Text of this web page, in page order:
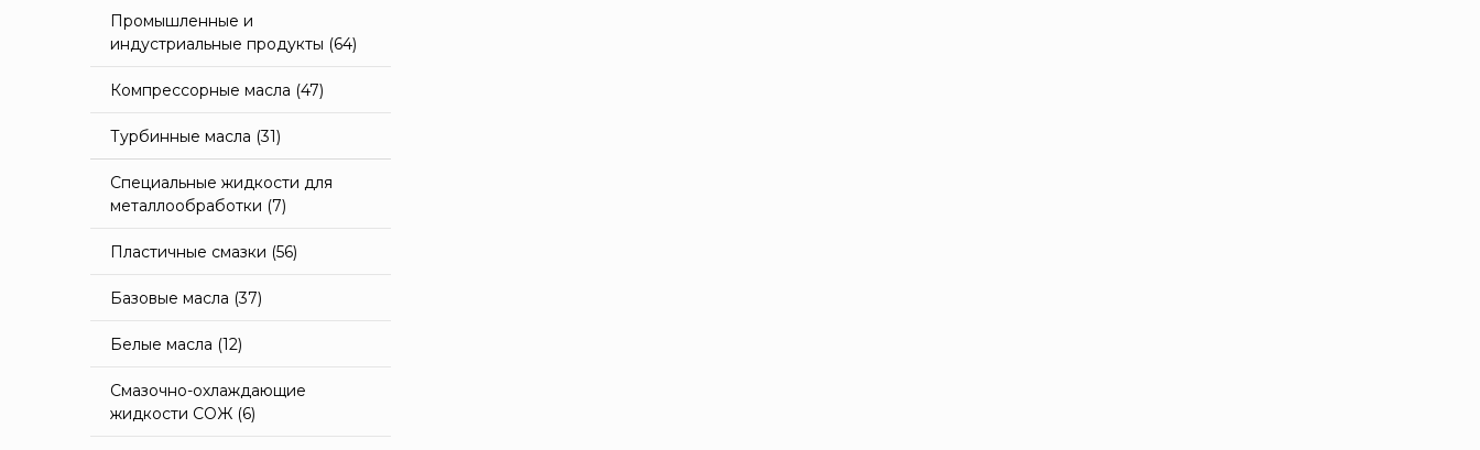
Промышленные и
индустриальные продукты (64)
Компрессорные масла (47)
Турбинные масла (31)
Специальные жидкости для
металлообработки (7)
Пластичные смазки (56)
Базовые масла (37)
Белые масла (12)
Смазочно-охлаждающие
жидкости СОЖ (6)